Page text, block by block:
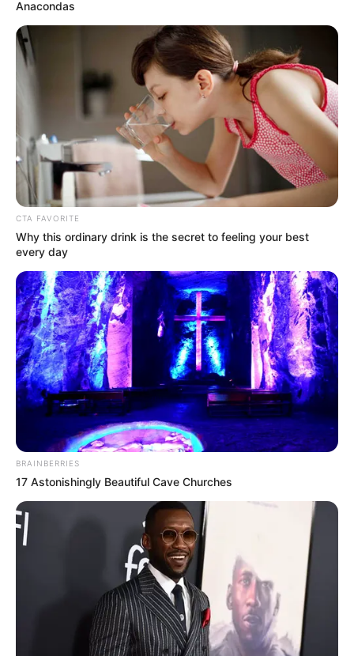
Kardus
Kucing Terbuat dari
Kardus
Serem! 9 Chat Ojek Online &
Pelanggan Ini Bikin Auto
Merinding
Anacondas
CTA FAVORITE
Why this ordinary drink is the secret to feeling your best
every day
BRAINBERRIES
17 Astonishingly Beautiful Cave Churches